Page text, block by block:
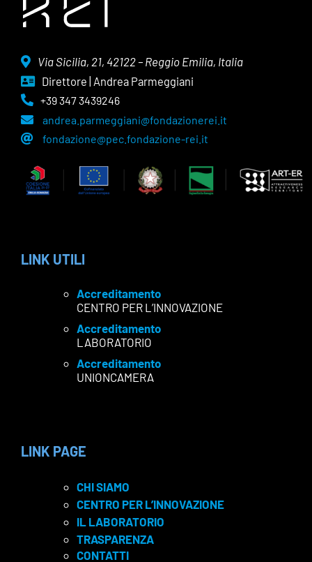
Via Sicilia, 21, 42122 – Reggio Emilia, Italia
Direttore | Andrea Parmeggiani
+39 347 3439246
andrea.parmeggiani@fondazionerei.it
fondazione@pec.fondazione-rei.it
LINK UTILI
Accreditamento
CENTRO PER L’INNOVAZIONE
Accreditamento
LABORATORIO
Accreditamento
UNIONCAMERA
LINK PAGE
CHI SIAMO
CENTRO PER L’INNOVAZIONE
IL LABORATORIO
TRASPARENZA
CONTATTI